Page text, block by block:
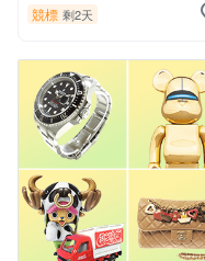
競標 剩2天